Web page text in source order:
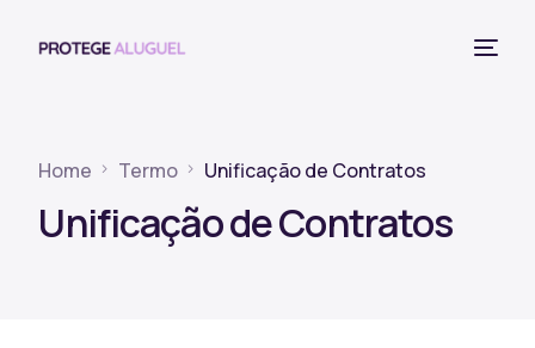
Home Termo Unificação de Contratos
Unificação de Contratos